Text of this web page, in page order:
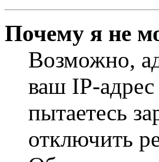
Почему я не
Возможно,
ваш IP-
пытаетесь
отключить